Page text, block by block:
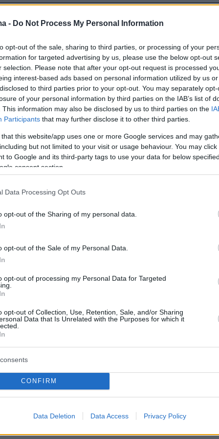
- Do Not Process My Personal Information
opt-out of the sale, sharing to third parties, or processing of your
for targeted advertising by us, please use the below opt-out
selection. Please note that after your opt-out request is processed
interest-based ads based on personal information utilized by us
to third parties prior to your opt-out. You may separately
of your personal information by third parties on the IAB’s list of
This information may also be disclosed by us to third parties on the
Participants that may further disclose it to other third parties.
that this website/app uses one or more Google services and may
but not limited to your visit or usage behaviour. You may
to Google and its third-party tags to use your data for below
consent section.
Data Processing Opt Outs
opt-out of the Sharing of my personal data.
opt-out of the Sale of my Personal Data.
opt-out of processing my Personal Data for Targeted
opt-out of Collection, Use, Retention, Sale, and/or Sharing
Data that Is Unrelated with the Purposes for which it
CONFIRM
Data Deletion Data Access Privacy Policy
protothema.gr στο Google News
και μάθετε πρώτοι
Ειδήσειςαπό την Ελλάδα και τον Κόσμο, τη
στο
Protothema.gr
Ειδήσεις Δημοφιλή
της
της από τα
της στην Ίμπιζα
τη σχέση τους
για τα 250
φωτογραφίες
με
οι
εκατ. στη Meta
ψυχική υγεία των
ότι οι σκύλοι
Μπορούν να
ζήσουν αρμονικά μαζί τους;
σκοτώθηκαν στο τροχαίο στις
πριν 17 λεπτά
διάρκεια του ποδοσφαιρικού
Μέχρι το τέλος του καλοκαιριού
αυτά τα ζώδια θα έχουν βρει την
για το προζύμι, τη μαγιά, το
ΕΙΔΗΣΕΙΣ